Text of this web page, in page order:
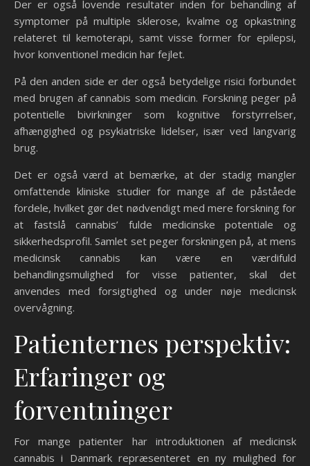
Der er også lovende resultater inden for behandling af
symptomer på multiple sklerose, kvalme og opkastning
relateret til kemoterapi, samt visse former for epilepsi,
hvor konventionel medicin har fejlet.
På den anden side er der også betydelige risici forbundet
med brugen af cannabis som medicin. Forskning peger på
potentielle bivirkninger som kognitive forstyrrelser,
afhængighed og psykiatriske lidelser, især ved langvarig
brug.
Det er også værd at bemærke, at der stadig mangler
omfattende kliniske studier for mange af de påståede
fordele, hvilket gør det nødvendigt med mere forskning for
at fastslå cannabis’ fulde medicinske potentiale og
sikkerhedsprofil. Samlet set peger forskningen på, at mens
medicinsk cannabis kan være en værdifuld
behandlingsmulighed for visse patienter, skal det
anvendes med forsigtighed og under nøje medicinsk
overvågning.
Patienternes perspektiv:
Erfaringer og
forventninger
For mange patienter har introduktionen af medicinsk
cannabis i Danmark repræsenteret en ny mulighed for